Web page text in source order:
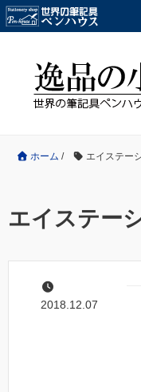
ホーム / エイステー
エイステー
2018.12.07